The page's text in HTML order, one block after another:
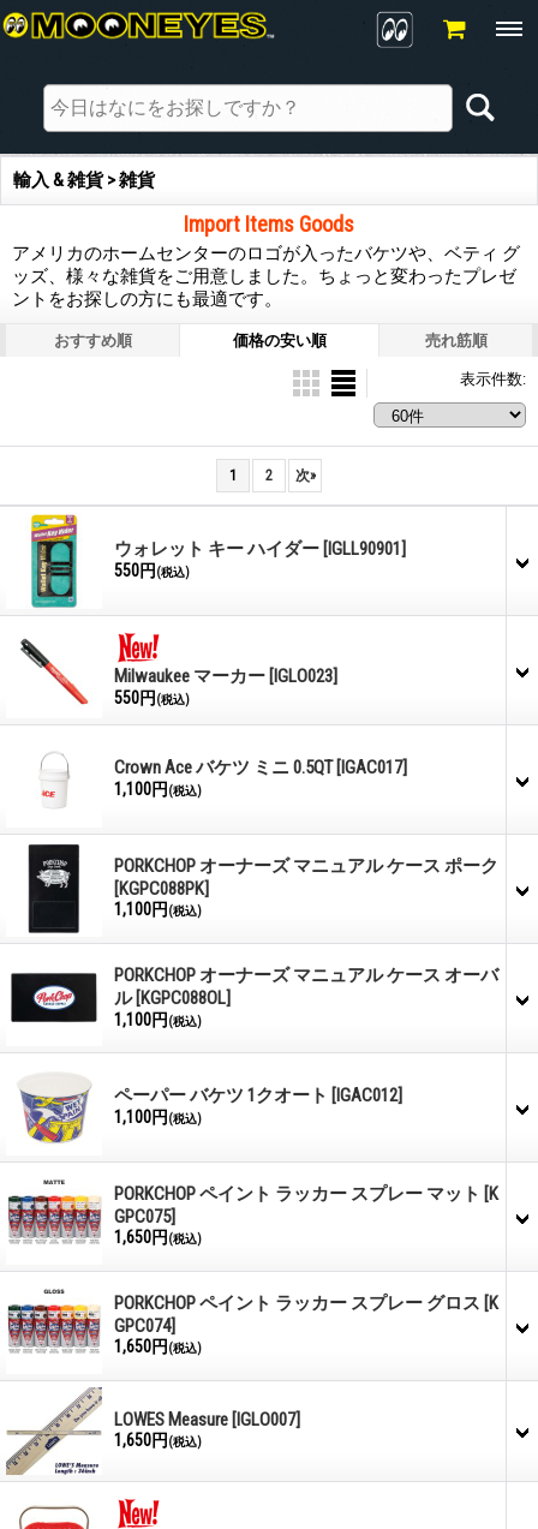
輸入 & 雑貨 > 雑貨
Import Items Goods
アメリカのホームセンターのロゴが入ったバケツや、ベティ グ
ッズ、様々な雑貨をご用意しました。ちょっと変わったプレゼ
ントをお探しの方にも最適です。
おすすめ順 価格の安い順 売れ筋順
表示件数:
1 2 次»
ウォレット キー ハイダー [IGLL90901]
550円 (税込)
Milwaukee マーカー [IGLO023]
550円 (税込)
Crown Ace バケツ ミニ 0.5QT [IGAC017]
1,100円 (税込)
PORKCHOP オーナーズ マニュアル ケース ポーク
[KGPC088PK]
1,100円 (税込)
PORKCHOP オーナーズ マニュアル ケース オーバ
ル [KGPC088OL]
1,100円 (税込)
ペーパー バケツ 1クオート [IGAC012]
1,100円 (税込)
PORKCHOP ペイント ラッカー スプレー マット [K
GPC075]
1,650円 (税込)
PORKCHOP ペイント ラッカー スプレー グロス [K
GPC074]
1,650円 (税込)
LOWES Measure [IGLO007]
1,650円 (税込)